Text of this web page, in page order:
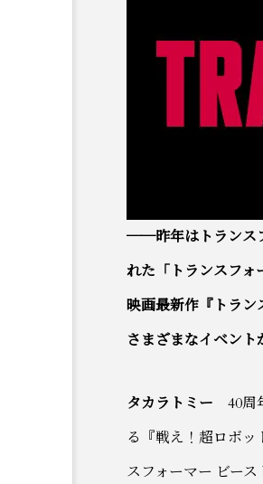
──昨年はトランス
れた「トランスフォ
映画最新作『トラン
さまざまなイベント
タカラトミー 40周
る『戦え！超ロボ
スフォーマー ビー